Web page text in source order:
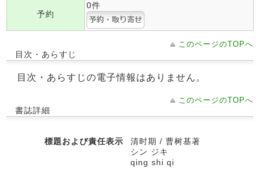
予約
0件
このページのTOPへ
目次・あらすじ
目次・あらすじの電子情報はありません。
このページのTOPへ
書誌詳細
標題および責任表示
清时期 / 曹树基著
シン ジキ
qing shi qi